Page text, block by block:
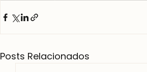
Posts Relacionados